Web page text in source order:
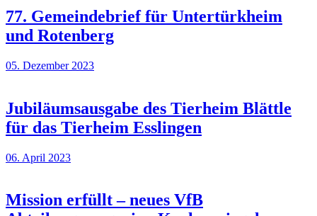
77. Gemeindebrief für Untertürkheim
und Rotenberg
05. Dezember 2023
Jubiläumsausgabe des Tierheim Blättle
für das Tierheim Esslingen
06. April 2023
Mission erfüllt – neues VfB